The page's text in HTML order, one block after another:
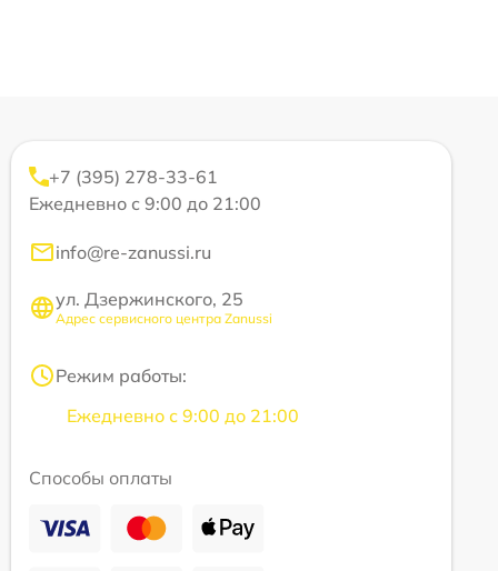
+7 (395) 278-33-61
Ежедневно с 9:00 до 21:00
info@re-zanussi.ru
ул. Дзержинского, 25
Адрес сервисного центра Zanussi
Режим работы:
Ежедневно с 9:00 до 21:00
Способы оплаты